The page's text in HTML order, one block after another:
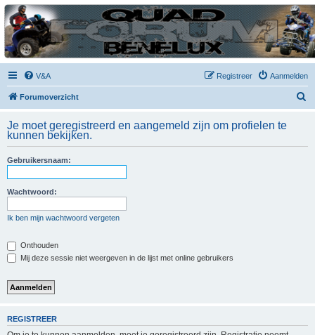
| QFB |
Hét quadforum van de Benelux
V&A Aanmelden
Registreer
Forumoverzicht
k
Je moet geregistreerd en aangemeld zijn om profielen te
kunnen bekijken.
Gebruikersnaam:
Wachtwoord:
Ik ben mijn wachtwoord vergeten
Onthouden
Mij deze sessie niet weergeven in de lijst met online gebruikers
REGISTREER